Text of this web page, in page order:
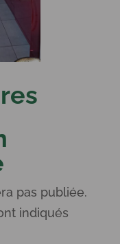
pas publiée.
indiqués